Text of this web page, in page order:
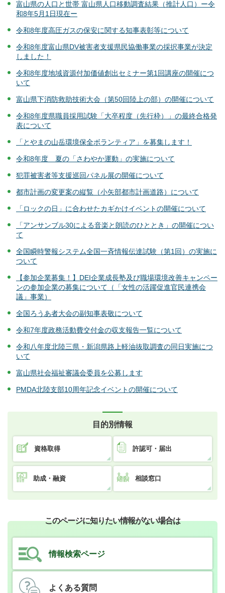
富山県の人口と世帯 富山県人口移動調査結果（推計人口）ー令
和8年5月1日現在ー
令和8年度高圧ガスの保安に関する知事表彰等について
令和8年度富山県DV被害者支援県民協働事業の採択事業が決定
しました！
令和8年度地域資源付加価値創出セミナー第1回講座の開催につ
いて
富山県下消防救助技術大会（第50回陸上の部）の開催について
令和8年度県職員採用試験「大卒程度（先行枠）」の最終合格発
表について
「とやまの山岳環境保全ボランティア」を募集します！
令和8年度 夏の「さわやか運動」の実施について
犯罪被害者等支援巡回パネル展の開催について
都市計画の変更案の縦覧（小矢部都市計画道路）について
「ロックの日」に合わせたカギかけイベントの開催について
「アンサンブル30による音楽と朗読のひととき」の開催につい
て
全国瞬時警報システム全国一斉情報伝達試験（第1回）の実施に
ついて
【参加企業募集！】DEI企業成長塾及び職場環境改善キャンペー
ンの参加企業の募集について（「女性の活躍促進官民連携会
議」事業）
全国ろうあ者大会の副知事表敬について
令和7年度政務活動費交付金の収支報告一覧について
令和八年度北陸三県・新潟県路上軽油抜取調査の同日実施につ
いて
富山県社会福祉審議会委員を公募します
PMDA北陸支部10周年記念イベントの開催について
目的別情報
資格取得 許認可・届出
助成・融資 相談窓口
このページに知りたい情報がない場合は
情報検索ページ
よくある質問